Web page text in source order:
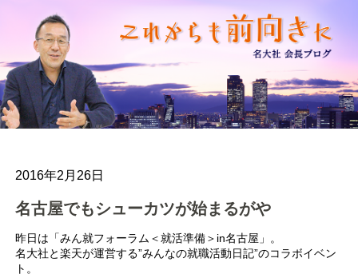
2016年2月26日
名古屋でもシューカツが始まるがや
昨日は「みん就フォーラム＜就活準備＞in名古屋」。
名大社と楽天が運営する”みんなの就職活動日記”のコラボイベン
ト。